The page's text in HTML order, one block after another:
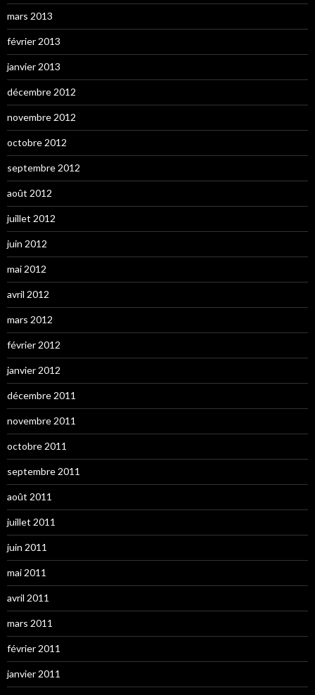
mars 2013
février 2013
janvier 2013
décembre 2012
novembre 2012
octobre 2012
septembre 2012
août 2012
juillet 2012
juin 2012
mai 2012
avril 2012
mars 2012
février 2012
janvier 2012
décembre 2011
novembre 2011
octobre 2011
septembre 2011
août 2011
juillet 2011
juin 2011
mai 2011
avril 2011
mars 2011
février 2011
janvier 2011